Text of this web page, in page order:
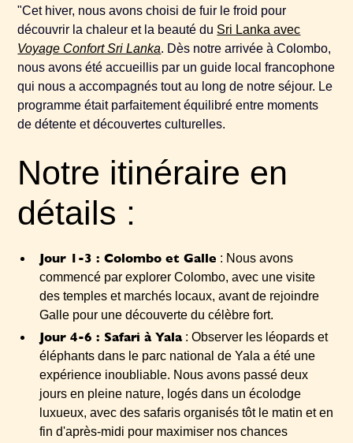
"Cet hiver, nous avons choisi de fuir le froid pour
découvrir la chaleur et la beauté du Sri Lanka avec
Voyage Confort Sri Lanka. Dès notre arrivée à Colombo,
nous avons été accueillis par un guide local francophone
qui nous a accompagnés tout au long de notre séjour. Le
programme était parfaitement équilibré entre moments
de détente et découvertes culturelles.
Notre itinéraire en
détails :
Jour 1-3 : Colombo et Galle : Nous avons
commencé par explorer Colombo, avec une visite
des temples et marchés locaux, avant de rejoindre
Galle pour une découverte du célèbre fort.
Jour 4-6 : Safari à Yala: Observer les léopards et
éléphants dans le parc national de Yala a été une
expérience inoubliable. Nous avons passé deux
jours en pleine nature, logés dans un écolodge
luxueux, avec des safaris organisés tôt le matin et en
fin d'après-midi pour maximiser nos chances